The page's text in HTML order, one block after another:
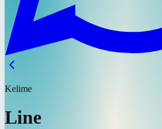
Kelime
Line